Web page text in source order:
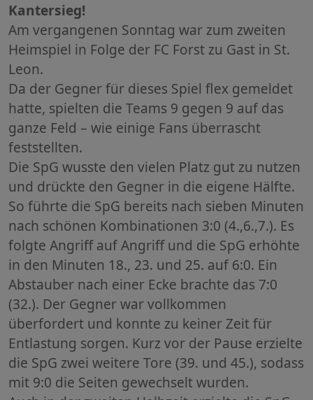
Kantersieg!
Am vergangenen Sonntag war zum zweiten
Heimspiel in Folge der FC Forst zu Gast in St.
Leon.
Da der Gegner für dieses Spiel flex gemeldet
hatte, spielten die Teams 9 gegen 9 auf das
ganze Feld – wie einige Fans überrascht
feststellten.
Die SpG wusste den vielen Platz gut zu nutzen
und drückte den Gegner in die eigene Hälfte.
So führte die SpG bereits nach sieben Minuten
nach schönen Kombinationen 3:0 (4.,6.,7.). Es
folgte Angriff auf Angriff und die SpG erhöhte
in den Minuten 18., 23. und 25. auf 6:0. Ein
Abstauber nach einer Ecke brachte das 7:0
(32.). Der Gegner war vollkommen
überfordert und konnte zu keiner Zeit für
Entlastung sorgen. Kurz vor der Pause erzielte
die SpG zwei weitere Tore (39. und 45.), sodass
mit 9:0 die Seiten gewechselt wurden.